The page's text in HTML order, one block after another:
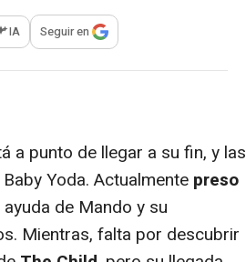
para compartir
IA Seguir en
a punto de llegar a su fin, y las
Yoda. Actualmente preso
de Mando y su
Mientras, falta por descubrir